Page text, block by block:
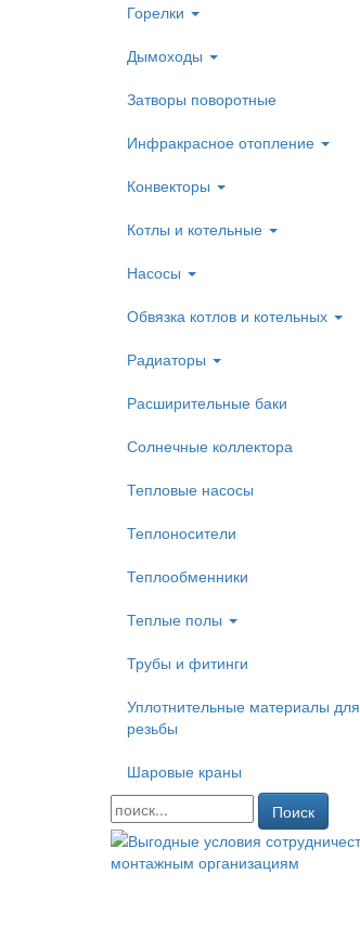
Горелки
Дымоходы
Затворы поворотные
Инфракрасное отопление
Конвекторы
Котлы и котельные
Насосы
Обвязка котлов и котельных
Радиаторы
Расширительные баки
Солнечные коллектора
Тепловые насосы
Теплоносители
Теплообменники
Теплые полы
Трубы и фитинги
Уплотнительные материалы для
резьбы
Шаровые краны
Поиск